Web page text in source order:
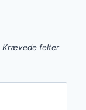
Krævede felter